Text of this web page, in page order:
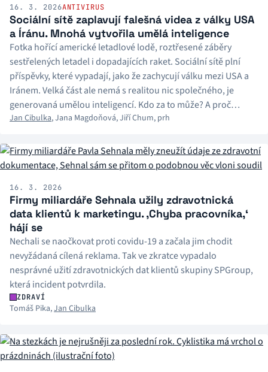
16. 3. 2026ANTIVIRUS
Sociální sítě zaplavují falešná videa z války USA
a Íránu. Mnohá vytvořila umělá inteligence
Fotka hořící americké letadlové lodě, roztřesené záběry
sestřelených letadel i dopadajících raket. Sociální sítě plní
příspěvky, které vypadají, jako že zachycují válku mezi USA a
Iránem. Velká část ale nemá s realitou nic společného, je
generovaná umělou inteligencí. Kdo za to může? A proč
provozovatelé sítí takové materiály nemažou?
Jan Cibulka,Jana Magdoňová,Jiří Chum, prh
16. 3. 2026
Firmy miliardáře Sehnala užily zdravotnická
data klientů k marketingu. ‚Chyba pracovníka,‘
hájí se
Nechali se naočkovat proti covidu-19 a začala jim chodit
nevyžádaná cílená reklama. Tak ve zkratce vypadalo
nesprávné užití zdravotnických dat klientů skupiny SPGroup,
která incident potvrdila.
ZDRAVÍ
Tomáš Pika,Jan Cibulka